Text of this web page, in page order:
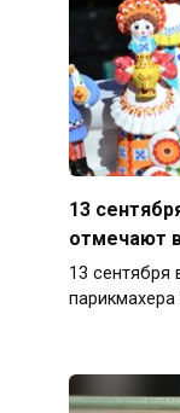
13
отмечают
13